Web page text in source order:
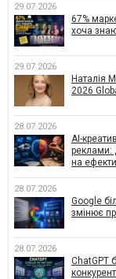
29.07.2026
67%
хоча
29.07.2026
Наталія
2026
28.07.2026
AI-
реклами:
на
28.07.2026
Google
змінює
28.07.2026
ChatGPT